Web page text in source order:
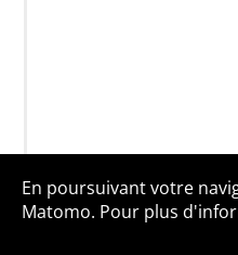
En poursuivant votre
Matomo. Pour plus